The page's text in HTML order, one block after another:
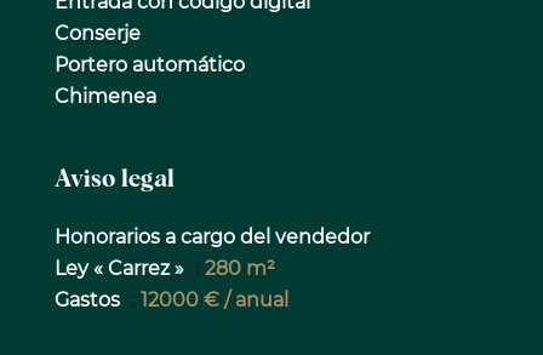
Conserje
Portero automático
Chimenea
Aviso legal
Honorarios a cargo del vendedor
Ley « Carrez »
280 m²
Gastos
12000 € / anual